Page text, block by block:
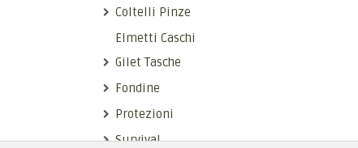
Coltelli Pinze
Elmetti Caschi
Gilet Tasche
Fondine
Protezioni
Survival